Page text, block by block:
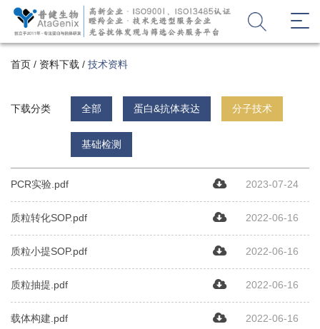
首页 / 资料下载 / 技术资料
下载分类 全部 蛋白&抗体表达 分子技术
基础检测
PCR实验.pdf 2023-07-24
质粒转化SOP.pdf 2022-06-16
质粒小提SOP.pdf 2022-06-16
质粒抽提.pdf 2022-06-16
载体构建.pdf 2022-06-16